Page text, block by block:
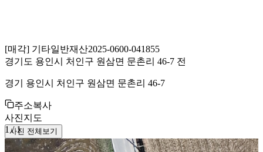
[매각] 기타일반재산2025-0600-041855
경기도 용인시 처인구 원삼면 문촌리 46-7 전
경기 용인시 처인구 원삼면 문촌리 46-7
주소복사
사진지도
1 /1
사진 전체보기